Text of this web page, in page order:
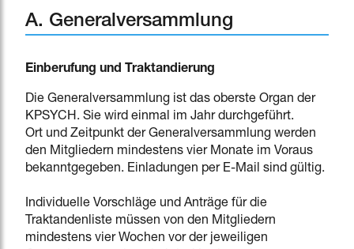
A. Generalversammlung
Einberufung und Traktandierung
Die Generalversammlung ist das oberste Organ der
KPSYCH. Sie wird einmal im Jahr durchgeführt.
Ort und Zeitpunkt der Generalversammlung werden
den Mitgliedern mindestens vier Monate im Voraus
bekanntgegeben. Einladungen per E-Mail sind gültig.
Individuelle Vorschläge und Anträge für die
Traktandenliste müssen von den Mitgliedern
mindestens vier Wochen vor der jeweiligen